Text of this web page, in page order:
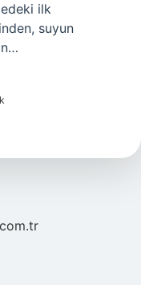
ilk
suyun